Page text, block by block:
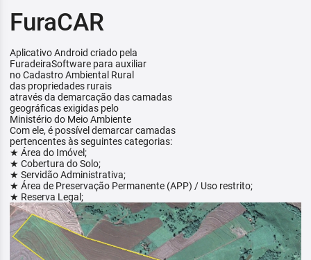
FuraCAR
Aplicativo Android criado pela
FuradeiraSoftware para auxiliar
no Cadastro Ambiental Rural
das propriedades rurais
através da demarcação das camadas
geográficas exigidas pelo
Ministério do Meio Ambiente
Com ele, é possível demarcar camadas
pertencentes às seguintes categorias:
★ Área do Imóvel;
★ Cobertura do Solo;
★ Servidão Administrativa;
★ Área de Preservação Permanente (APP) / Uso restrito;
★ Reserva Legal;